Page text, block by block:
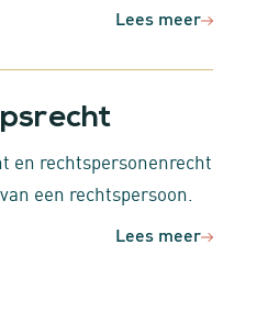
Lees meer
en rechtspersonenrecht
een rechtspersoon.
Lees meer